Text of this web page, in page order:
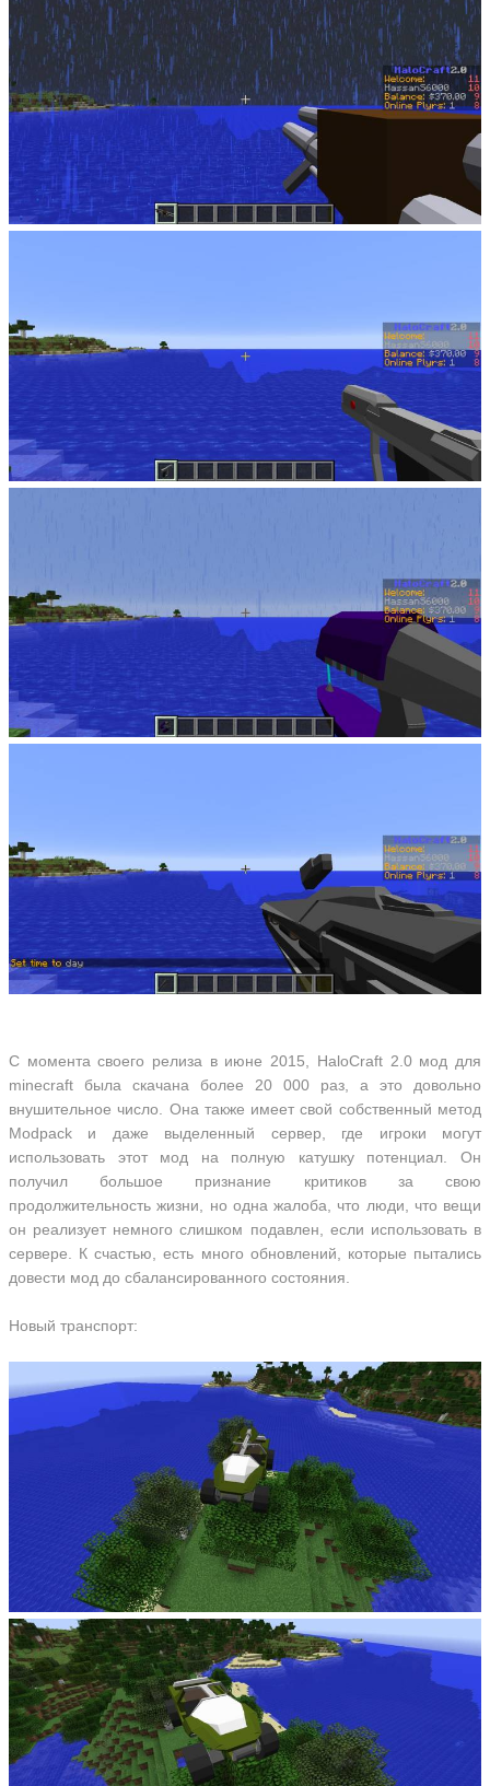
С момента своего релиза в июне 2015, HaloCraft 2.0 мод для
minecraft была скачана более 20 000 раз, а это довольно
внушительное число. Она также имеет свой собственный метод
Modpack и даже выделенный сервер, где игроки могут
использовать этот мод на полную катушку потенциал. Он
получил большое признание критиков за свою
продолжительность жизни, но одна жалоба, что люди, что вещи
он реализует немного слишком подавлен, если использовать в
сервере. К счастью, есть много обновлений, которые пытались
довести мод до сбалансированного состояния.
Новый транспорт: